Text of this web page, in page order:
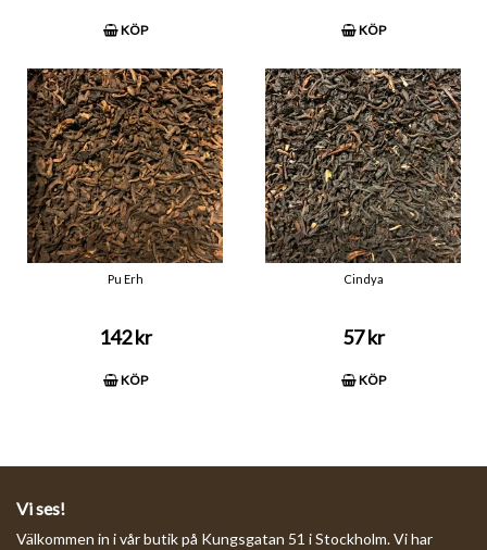
KÖP KÖP
Pu Erh
142 kr
KÖP
Cindya
57 kr
KÖP
Vi ses!
Välkommen in i vår butik på Kungsgatan 51 i Stockholm. Vi har